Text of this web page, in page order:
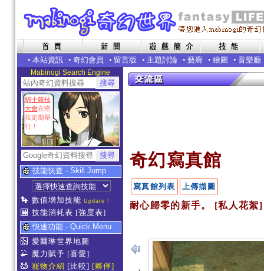
• 本站資訊 • 奇幻會員 • 留言版 • 主題討論 • 藝廊 • 繪圖 • 音樂廳
Mabinogi Search Engine
騎士競技
大會在塔
拉定期舉
行！
技能快查 - Skill Jump
數值增加技能 Update !
技能消耗表 [強度表]
快速功能 - Quick Menu
愛爾琳世界地圖
魔力賦予 [喜愛]
寵物介紹 [比較] [夥伴]
奇幻寫真館
寫真館列表 上傳擷圖
耐心歸零的新手。 [私人花絮]